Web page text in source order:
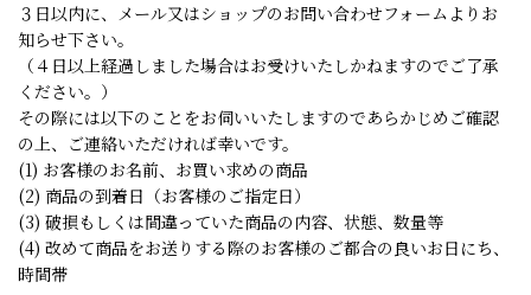
３日以内に、メール又はショップのお問い合わせフォームよりお
知らせ下さい。
（４日以上経過しました場合はお受けいたしかねますのでご了承
ください。）
その際には以下のことをお伺いいたしますのであらかじめご確認
の上、ご連絡いただければ幸いです。
(1) お客様のお名前、お買い求めの商品
(2) 商品の到着日（お客様のご指定日）
(3) 破損もしくは間違っていた商品の内容、状態、数量等
(4) 改めて商品をお送りする際のお客様のご都合の良いお日にち、
時間帯